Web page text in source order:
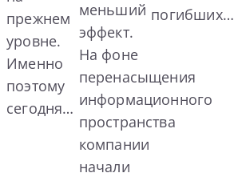
прежнем
уровне.
Именно
поэтому
сегодня…
меньший
эффект.
На фоне
перенасыщения
информационного
пространства
компании
начали
погибших…